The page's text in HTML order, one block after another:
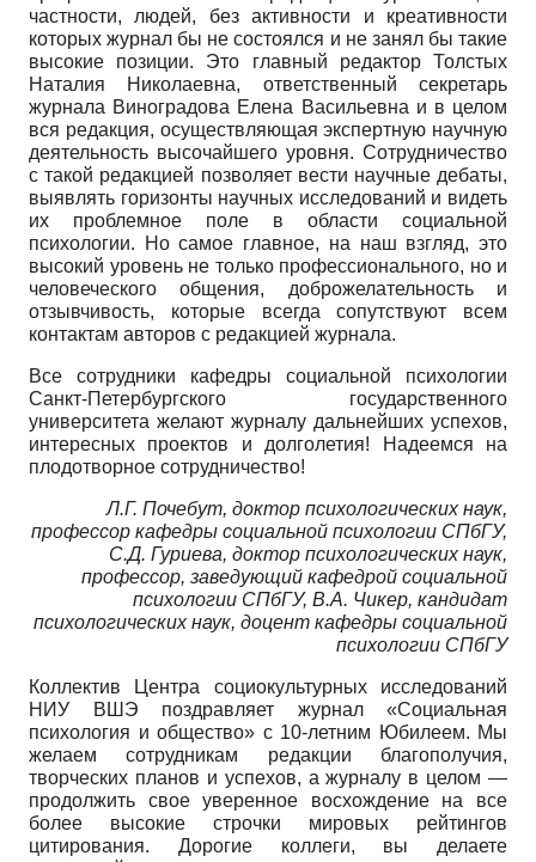
частности, людей, без активности и креативности
которых журнал бы не состоялся и не занял бы такие
высокие позиции. Это главный редактор Толстых
Наталия Николаевна, ответственный секретарь
журнала Виноградова Елена Васильевна и в целом
вся редакция, осуществляющая экспертную научную
деятельность высочайшего уровня. Сотрудничество
с такой редакцией позволяет вести научные дебаты,
выявлять горизонты научных исследований и видеть
их проблемное поле в области социальной
психологии. Но самое главное, на наш взгляд, это
высокий уровень не только профессионального, но и
человеческого общения, доброжелательность и
отзывчивость, которые всегда сопутствуют всем
контактам авторов с редакцией журнала.
Все сотрудники кафедры социальной психологии
Санкт-Петербургского государственного
университета желают журналу дальнейших успехов,
интересных проектов и долголетия! Надеемся на
плодотворное сотрудничество!
Л.Г. Почебут, доктор психологических наук,
профессор кафедры социальной психологии СПбГУ,
С.Д. Гуриева, доктор психологических наук,
профессор, заведующий кафедрой социальной
психологии СПбГУ, В.А. Чикер, кандидат
психологических наук, доцент кафедры социальной
психологии СПбГУ
Коллектив Центра социокультурных исследований
НИУ ВШЭ поздравляет журнал «Социальная
психология и общество» с 10-летним Юбилеем. Мы
желаем сотрудникам редакции благополучия,
творческих планов и успехов, а журналу в целом —
продолжить свое уверенное восхождение на все
более высокие строчки мировых рейтингов
цитирования. Дорогие коллеги, вы делаете